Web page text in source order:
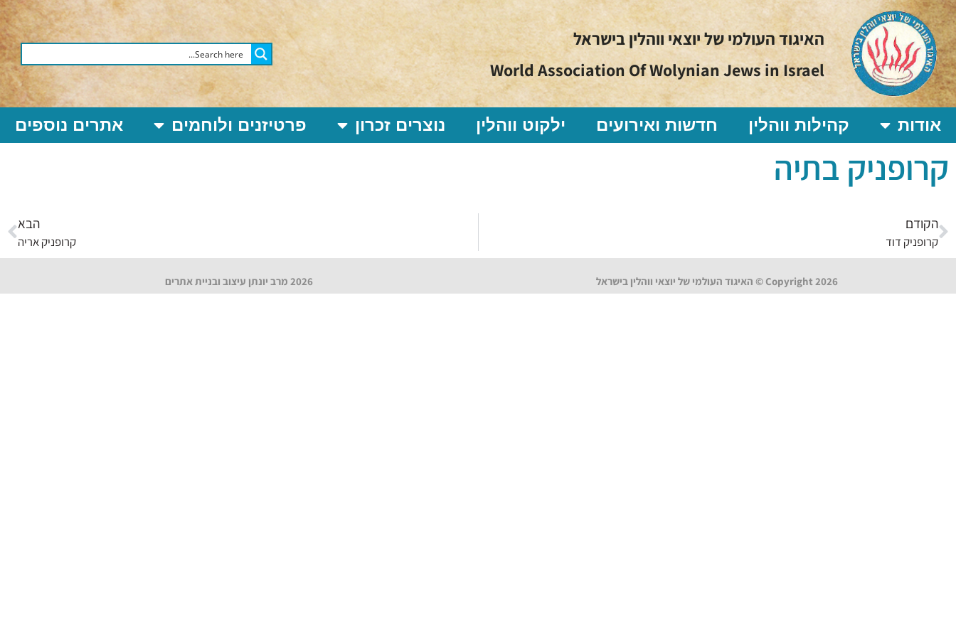
האיגוד העולמי של יוצאי ווהלין בישראל
World Association Of Wolynian Jews in Israel
אודות קהילות ווהלין חדשות ואירועים ילקוט ווהלין נוצרים זכרון פרטיזנים ולוחמים אתרים נוספים
קרופניק בתיה
הקודם
קרופניק דוד
הבא
קרופניק אריה
Copyright 2026 © האיגוד העולמי של יוצאי ווהלין בישראל 2026 מרב יונתן עיצוב ובניית אתרים